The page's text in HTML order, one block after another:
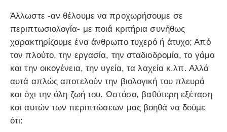
Άλλωστε -αν θέλουμε να προχωρήσουμε σε
περιπτωσιολογία- με ποιά κριτήρια συνήθως
χαρακτηρίζουμε ένα άνθρωπο τυχερό ή άτυχο; Από
τον πλούτο, την εργασία, την σταδιοδρομία, το γάμο
και την οικογένεια, την υγεία, τα λαχεία κ.λπ. Αλλά
αυτά απλώς αποτελούν την βιολογική του πλευρά
και όχι την όλη ζωή του. Ωστόσο, βαθύτερη εξέταση
και αυτών των περιπτώσεων μας βοηθά να δούμε
ότι: